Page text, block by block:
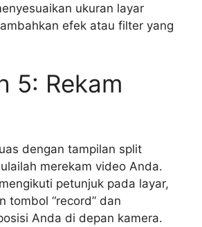
ukuran layar
efek atau filter yang
5: Rekam
dengan tampilan split
merekam video Anda.
petunjuk pada layar,
tombol “record” dan
Anda di depan kamera.